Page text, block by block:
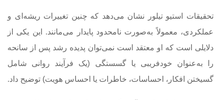
تحقیقات استیو تیلور نشان می‌دهد که چنین تغییرات ریشه‌ای و
عملکردی، معمولاً به‌صورت نامحدود پایدار می‌مانند. این یکی از
دلایلی است که او معتقد است نمی‌توان پدیده رشد پس از سانحه
را به‌عنوان خودفریبی یا گسستگی (یک فرآیند روانی شامل
گسیختن افکار، احساسات، خاطرات یا احساس هویت) توضیح داد.